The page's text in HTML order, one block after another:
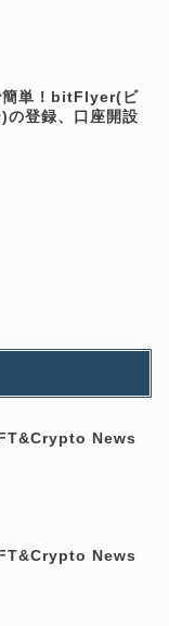
簡単！bitFlyer(ビ
の登録、口座開設
News
News